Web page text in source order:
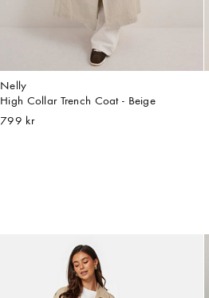
Nelly
High Collar Trench Coat - Beige
799 kr